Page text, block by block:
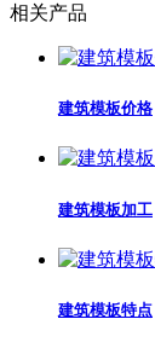
相关产品
建筑模板价格
建筑模板加工
建筑模板特点